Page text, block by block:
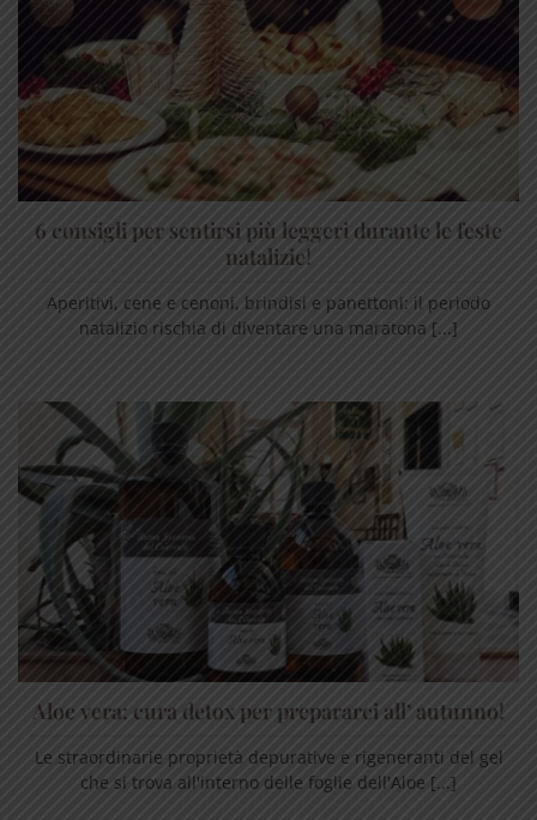
6 consigli per sentirsi più leggeri durante le feste
natalizie!
Aperitivi, cene e cenoni, brindisi e panettoni: il periodo
natalizio rischia di diventare una maratona [...]
Aloe vera: cura detox per prepararci all’ autunno!
Le straordinarie proprietà depurative e rigeneranti del gel
che si trova all'interno delle foglie dell'Aloe [...]